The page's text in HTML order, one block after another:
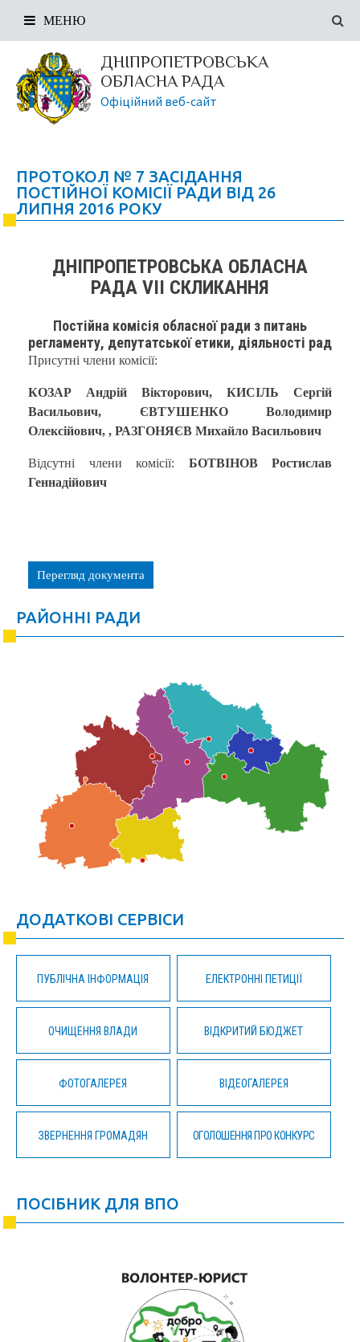
ДНІПРОПЕТРОВСЬКА
ОБЛАСНА РАДА
Офіційний веб-сайт
МЕНЮ
ПРОТОКОЛ № 7 ЗАСІДАННЯ
ПОСТІЙНОЇ КОМІСІЇ РАДИ ВІД 26
ЛИПНЯ 2016 РОКУ
ДНІПРОПЕТРОВСЬКА ОБЛАСНА
РАДА VIІ СКЛИКАННЯ
Постійна комісія обласної ради з питань
регламенту, депутатської етики, діяльності рад
Присутні члени комісії:
КОЗАР Андрій Вікторович, КИСІЛЬ Сергій
Васильович, ЄВТУШЕНКО Володимир
Олексійович, , РАЗГОНЯЄВ Михайло Васильович
Відсутні члени комісії: БОТВІНОВ Ростислав
Геннадійович
Перегляд документа
РАЙОННІ РАДИ
ДОДАТКОВІ СЕРВІСИ
ПУБЛІЧНА ІНФОРМАЦІЯ ЕЛЕКТРОННІ ПЕТИЦІЇ
ОЧИЩЕННЯ ВЛАДИ ВІДКРИТИЙ БЮДЖЕТ
ФОТОГАЛЕРЕЯ ВІДЕОГАЛЕРЕЯ
ЗВЕРНЕННЯ ГРОМАДЯН ОГОЛОШЕННЯ ПРО КОНКУРС
ПОСІБНИК ДЛЯ ВПО